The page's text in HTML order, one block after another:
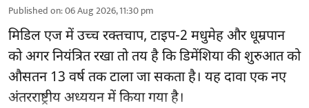
Published on:06 Aug 2026, 11:30 pm
मिडिल एज में उच्च रक्तचाप, टाइप-2 मधुमेह और धूम्रपान
को अगर नियंत्रित रखा तो तय है कि डिमेंशिया की शुरुआत को
औसतन 13 वर्ष तक टाला जा सकता है। यह दावा एक नए
अंतरराष्ट्रीयअध्ययनमें किया गया है।